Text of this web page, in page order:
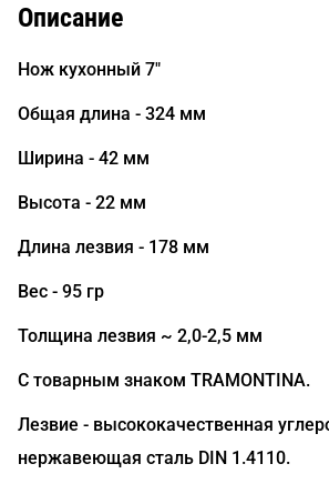
Описание
Нож кухонный 7"
Общая длина - 324 мм
Ширина - 42 мм
Высота - 22 мм
Длина лезвия - 178 мм
Вес - 95 гр
Толщина лезвия ~ 2,0-2,5 мм
С товарным знаком TRAMONTINA.
Лезвие - высококачественная
нержавеющая сталь DIN 1.4110.